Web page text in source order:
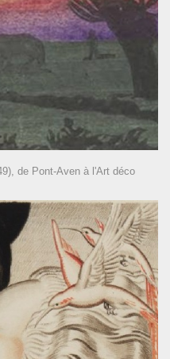
de Pont-Aven à l'Art déco